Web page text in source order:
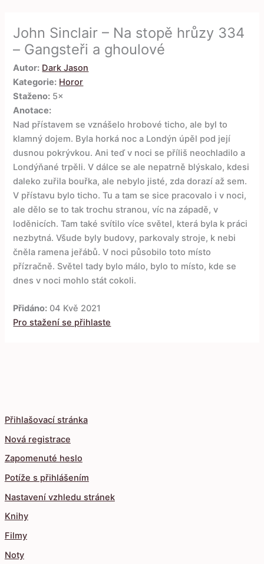
Přihlašovací stránka
Nová registrace
Zapomenuté heslo
Potíže s přihlášením
Nastavení vzhledu stránek
Knihy
Filmy
Noty
John Sinclair – Na stopě hrůzy 334
– Gangsteři a ghoulové
Autor: Dark Jason
Kategorie: Horor
Staženo: 5×
Anotace:
Nad přístavem se vznášelo hrobové ticho, ale byl to
klamný dojem. Byla horká noc a Londýn úpěl pod její
dusnou pokrývkou. Ani teď v noci se příliš neochladilo a
Londýňané trpěli. V dálce se ale nepatrně blýskalo, kdesi
daleko zuřila bouřka, ale nebylo jisté, zda dorazí až sem.
V přístavu bylo ticho. Tu a tam se sice pracovalo i v noci,
ale dělo se to tak trochu stranou, víc na západě, v
loděnicích. Tam také svítilo více světel, která byla k práci
nezbytná. Všude byly budovy, parkovaly stroje, k nebi
čněla ramena jeřábů. V noci působilo toto místo
přízračně. Světel tady bylo málo, bylo to místo, kde se
dnes v noci mohlo stát cokoli.
Přidáno: 04 Kvě 2021
Pro stažení se přihlaste